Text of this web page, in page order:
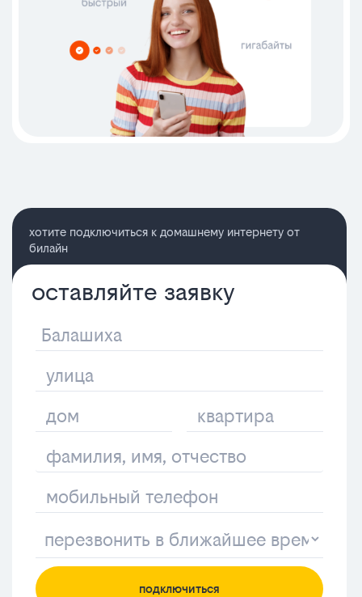
хотите подключиться к домашнему интернету от
билайн
оставляйте заявку
подключиться